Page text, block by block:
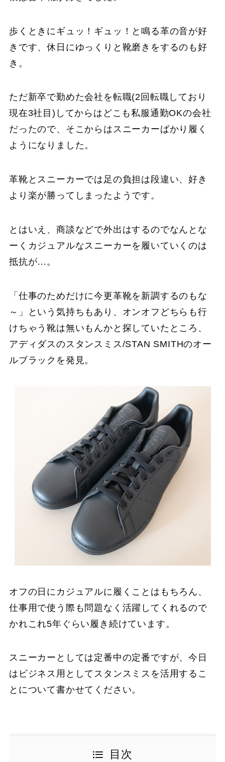
歩くときにギュッ！ギュッ！と鳴る革の音が好
きです、休日にゆっくりと靴磨きをするのも好
き。
ただ新卒で勤めた会社を転職(2回転職しており
現在3社目)してからはどこも私服通勤OKの会社
だったので、そこからはスニーカーばかり履く
ようになりました。
革靴とスニーカーでは足の負担は段違い、好き
より楽が勝ってしまったようです。
とはいえ、商談などで外出はするのでなんとな
ーくカジュアルなスニーカーを履いていくのは
抵抗が…。
「仕事のためだけに今更革靴を新調するのもな
～」という気持ちもあり、オンオフどちらも行
けちゃう靴は無いもんかと探していたところ、
アディダスのスタンスミス/STAN SMITHのオー
ルブラックを発見。
オフの日にカジュアルに履くことはもちろん、
仕事用で使う際も問題なく活躍してくれるので
かれこれ5年ぐらい履き続けています。
スニーカーとしては定番中の定番ですが、今日
はビジネス用としてスタンスミスを活用するこ
とについて書かせてください。
目次